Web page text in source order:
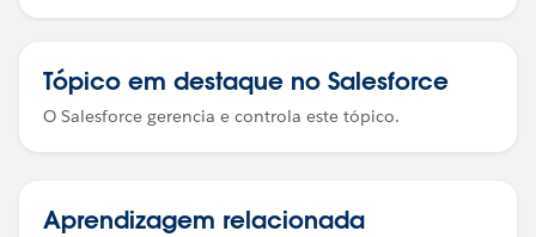
Tópico em destaque no Salesforce
O Salesforce gerencia e controla este tópico.
Aprendizagem relacionada